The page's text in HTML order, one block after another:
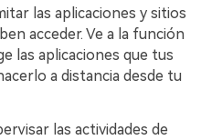
las aplicaciones y sitios
acceder. Ve a la función
las aplicaciones que tus
a distancia desde tu
las actividades de